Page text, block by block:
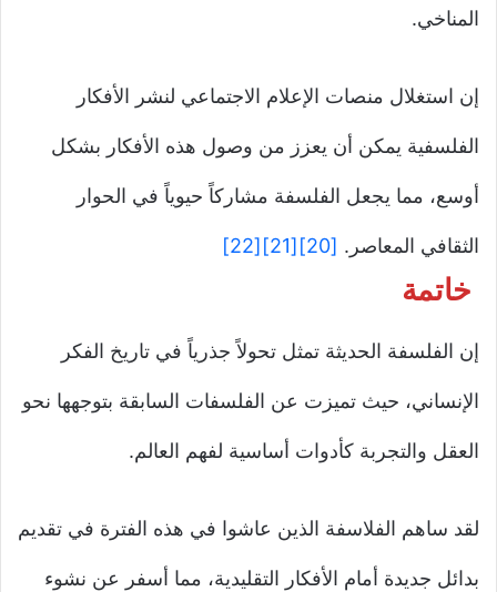
المناخي.
إن استغلال منصات الإعلام الاجتماعي لنشر الأفكار
الفلسفية يمكن أن يعزز من وصول هذه الأفكار بشكل
أوسع، مما يجعل الفلسفة مشاركاً حيوياً في الحوار
الثقافي المعاصر. [20]
[21]
[22]
خاتمة
إن الفلسفة الحديثة تمثل تحولاً جذرياً في تاريخ الفكر
الإنساني، حيث تميزت عن الفلسفات السابقة بتوجهها نحو
العقل والتجربة كأدوات أساسية لفهم العالم.
لقد ساهم الفلاسفة الذين عاشوا في هذه الفترة في تقديم
بدائل جديدة أمام الأفكار التقليدية، مما أسفر عن نشوء